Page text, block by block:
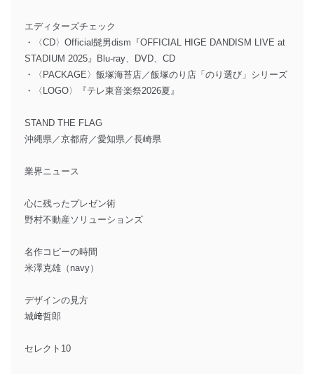
エディターズチェック
・〈CD〉Official髭男dism『OFFICIAL HIGE DANDISM LIVE at
STADIUM 2025』Blu-ray、DVD、CD
・〈PACKAGE〉飯塚海苔店／飯塚のり店「のり選び」シリーズ
・〈LOGO〉『テレ東音楽祭2026夏』
STAND THE FLAG
沖縄県／京都府／愛知県／長崎県
業界ニュース
心に残ったプレゼン術
野村不動産ソリューションズ
名作コピーの時間
米澤克雄（navy）
デザインの見方
城﨑哲郎
セレクト10